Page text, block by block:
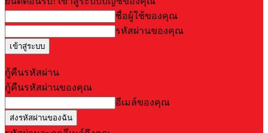
ชื่อผู้ใช้ของคุณ
รหัสผ่านของคุณ
กู้คืนรหัสผ่าน
กู้คืนรหัสผ่านของคุณ
อีเมล์ของคุณ